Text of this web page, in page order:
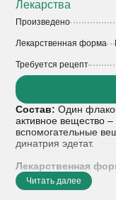
Лекарства
Произведено
Лекарственная форма
Требуется рецепт
Состав:Один
активное вещество
вспомогательные
динатрия эдетат.
Лекарственная
раствора для
мг.
Читать далее